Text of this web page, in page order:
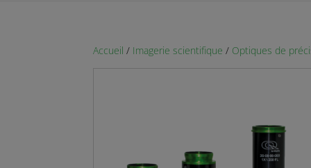
Accueil / Imagerie scientifique / Optiques de